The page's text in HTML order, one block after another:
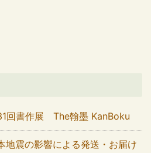
31回書作展 The翰墨 KanBoku
地震の影響による発送・お届け